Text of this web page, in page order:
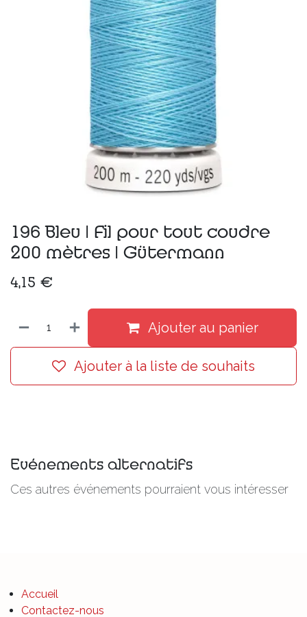
196 Bleu | Fil pour tout coudre
200 mètres | Gütermann
4,15 €
Ajouter au panier
Ajouter à la liste de souhaits
Evénements alternatifs
Ces autres événements pourraient vous intéresser
Accueil
Contactez-nous